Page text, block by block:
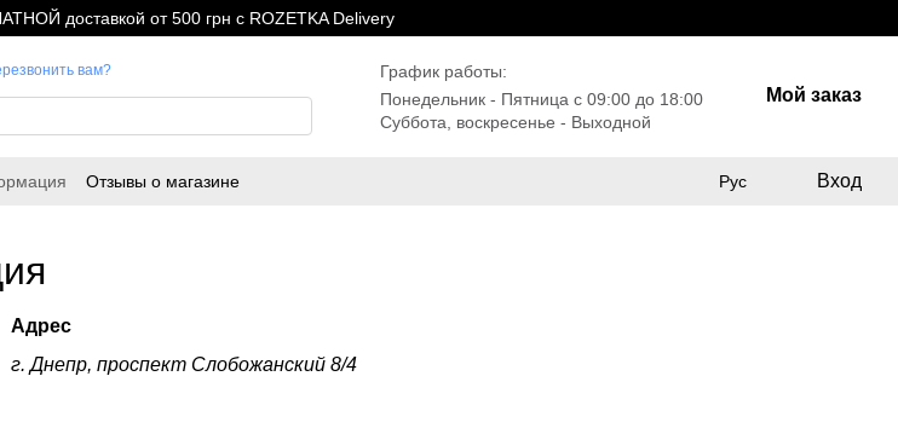
доставкой от 500 грн с ROZETKA Delivery
вам?
График работы:
Понедельник - Пятница с 09:00 до 18:00
Суббота, воскресенье - Выходной
Мой заказ
Отзывы о магазине Рус Вход
Адрес
г. Днепр, проспект Слобожанский 8/4